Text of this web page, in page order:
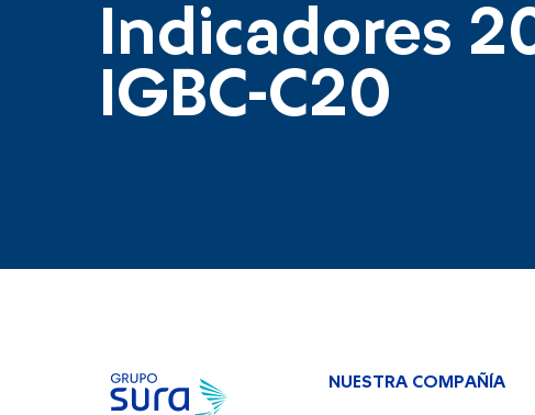
Indicadores
IGBC-C20
NUESTRA COMPAÑÍA